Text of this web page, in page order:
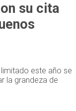
su cita
este año se
la grandeza de